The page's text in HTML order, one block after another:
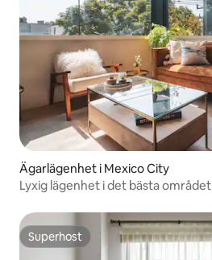
Ägarlägenhet i Mexico City
Lyxig lägenhet i det bästa området
Superhost
Superhost